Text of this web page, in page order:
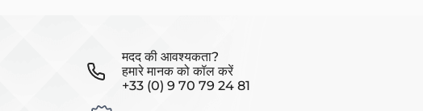
मदद की आवश्यकता?
हमारे मानक को कॉल करें
+33 (0) 9 70 79 24 81